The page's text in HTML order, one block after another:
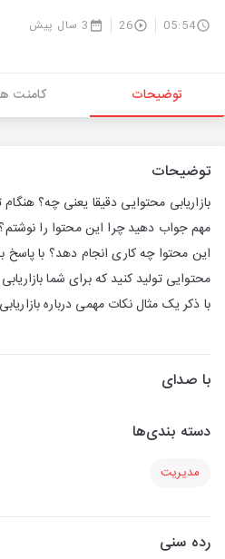
05:54
26 3 سال پیش
توضیحات کامنت
توضیحات
بازاریابی محتوایی دقیقا یعنی چه؟
مهم جواب دهید چرا این محتوا را
این محتوا چه کاری انجام دهد؟ با پاسخ
محتوایی تولید کنید که برای شما
با ذکر یک مثال نکات مهمی درباره
با صدای
دسته بندی‌ها
مدیریت
رده سنی